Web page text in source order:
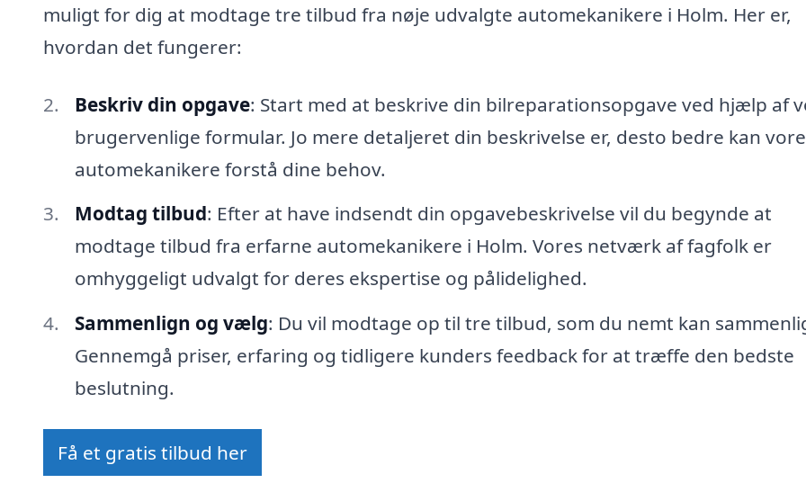
muligt for dig at modtage tre tilbud fra nøje udvalgte automekanikere i Holm. Her er,
hvordan det fungerer:
Beskriv din opgave: Start med at beskrive din bilreparationsopgave ved hjælp af
brugervenlige formular. Jo mere detaljeret din beskrivelse er, desto bedre kan
automekanikere forstå dine behov.
Modtag tilbud: Efter at have indsendt din opgavebeskrivelse vil du begynde at
modtage tilbud fra erfarne automekanikere i Holm. Vores netværk af fagfolk er
omhyggeligt udvalgt for deres ekspertise og pålidelighed.
Sammenlign og vælg: Du vil modtage op til tre tilbud, som du nemt kan
Gennemgå priser, erfaring og tidligere kunders feedback for at træffe den bedste
beslutning.
Få et gratis tilbud her